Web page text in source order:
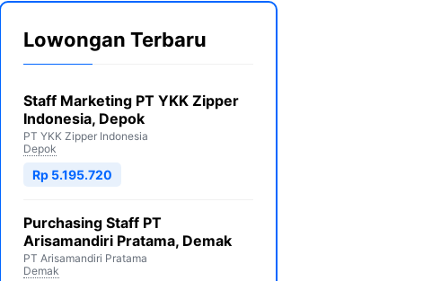
Lowongan Terbaru
Staff Marketing PT YKK Zipper
Indonesia, Depok
PT YKK Zipper Indonesia
Depok
Rp 5.195.720
Purchasing Staff PT
Arisamandiri Pratama, Demak
PT Arisamandiri Pratama
Demak